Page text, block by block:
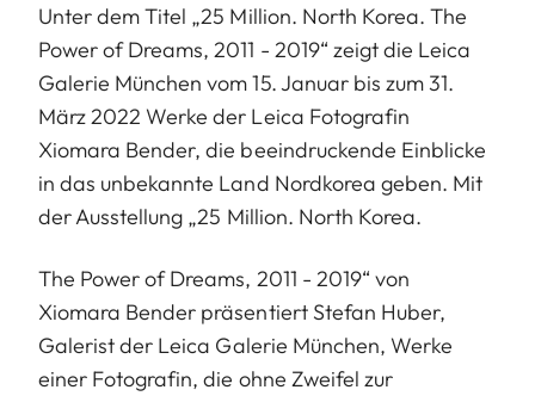
Unter dem Titel „25 Million. North Korea. The
Power of Dreams, 2011 - 2019“ zeigt die Leica
Galerie München vom 15. Januar bis zum 31.
März 2022 Werke der Leica Fotografin
Xiomara Bender, die beeindruckende Einblicke
in das unbekannte Land Nordkorea geben. Mit
der Ausstellung „25 Million. North Korea.
The Power of Dreams, 2011 - 2019“ von
Xiomara Bender präsentiert Stefan Huber,
Galerist der Leica Galerie München, Werke
einer Fotografin, die ohne Zweifel zur